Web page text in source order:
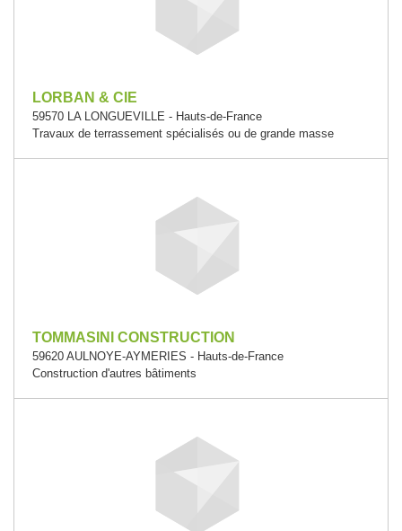
LORBAN & CIE
59570 LA LONGUEVILLE - Hauts-de-France
Travaux de terrassement spécialisés ou de grande masse
TOMMASINI CONSTRUCTION
59620 AULNOYE-AYMERIES - Hauts-de-France
Construction d'autres bâtiments